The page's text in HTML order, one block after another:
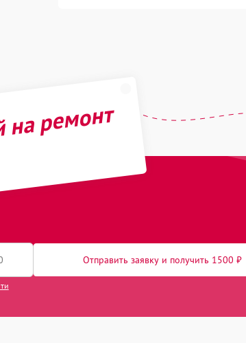
ремонт
Отправить заявку и получить 1500 ₽